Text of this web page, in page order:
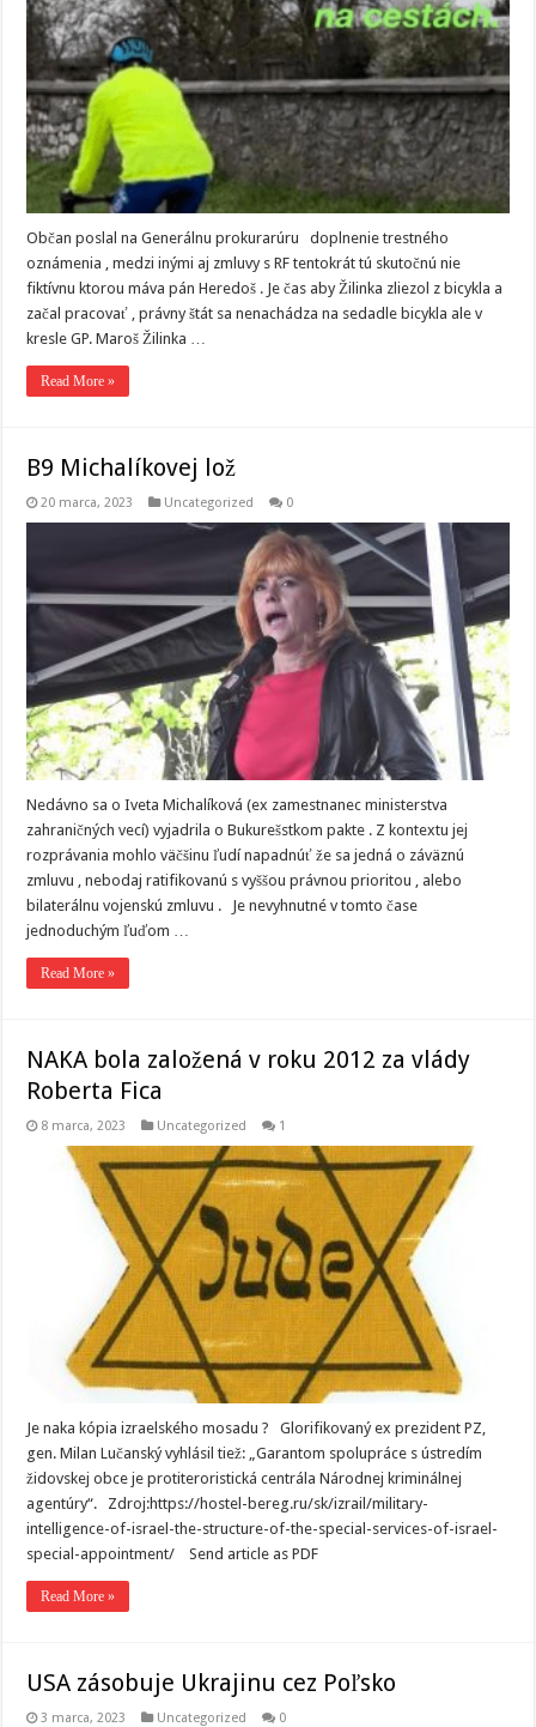
Občan poslal na Generálnu prokurarúru doplnenie trestného
oznámenia , medzi inými aj zmluvy s RF tentokrát tú skutočnú nie
fiktívnu ktorou máva pán Heredoš . Je čas aby Žilinka zliezol z bicykla a
začal pracovať , právny štát sa nenachádza na sedadle bicykla ale v
kresle GP. Maroš Žilinka …
Read More »
B9 Michalíkovej lož
20 marca, 2023 Uncategorized 0
Nedávno sa o Iveta Michalíková (ex zamestnanec ministerstva
zahraničných vecí) vyjadrila o Bukurešstkom pakte . Z kontextu jej
rozprávania mohlo väčšinu ľudí napadnúť že sa jedná o záväznú
zmluvu , nebodaj ratifikovanú s vyššou právnou prioritou , alebo
bilaterálnu vojenskú zmluvu . Je nevyhnutné v tomto čase
jednoduchým ľuďom …
Read More »
NAKA bola založená v roku 2012 za vlády
Roberta Fica
8 marca, 2023 Uncategorized 1
Je naka kópia izraelského mosadu ? Glorifikovaný ex prezident PZ,
gen. Milan Lučanský vyhlásil tiež: „Garantom spolupráce s ústredím
židovskej obce je protiteroristická centrála Národnej kriminálnej
agentúry“. Zdroj:https://hostel-bereg.ru/sk/izrail/military-
intelligence-of-israel-the-structure-of-the-special-services-of-israel-
special-appointment/ Send article as PDF
Read More »
USA zásobuje Ukrajinu cez Poľsko
3 marca, 2023 Uncategorized 0